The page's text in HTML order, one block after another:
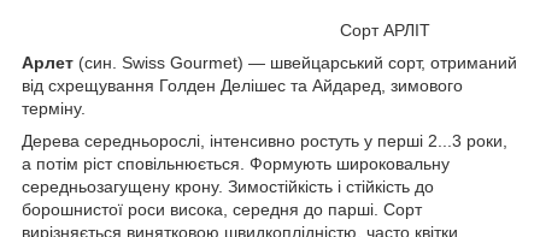
Сорт АРЛІТ
Арлет (син. Swiss Gourmet) — швейцарський сорт, отриманий
від схрещування Голден Делішес та Айдаред, зимового
терміну.
Дерева середньорослі, інтенсивно ростуть у перші 2...3 роки,
а потім ріст сповільнюється. Формують широковальну
середньозагущену крону. Зимостійкість і стійкість до
борошнистої роси висока, середня до парші. Сорт
вирізняється винятковою швидкоплідністю, часто квітки